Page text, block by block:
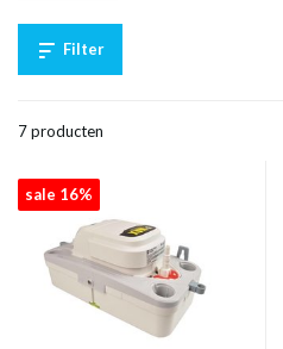
Filter
7 producten
sale 16%